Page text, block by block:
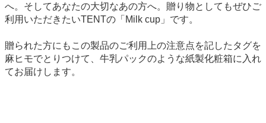
へ。そしてあなたの大切なあの方へ。贈り物としてもぜひご
利用いただきたいTENTの「Milk cup」です。
贈られた方にもこの製品のご利用上の注意点を記したタグを
麻ヒモでとりつけて、牛乳パックのような紙製化粧箱に入れ
てお届けします。